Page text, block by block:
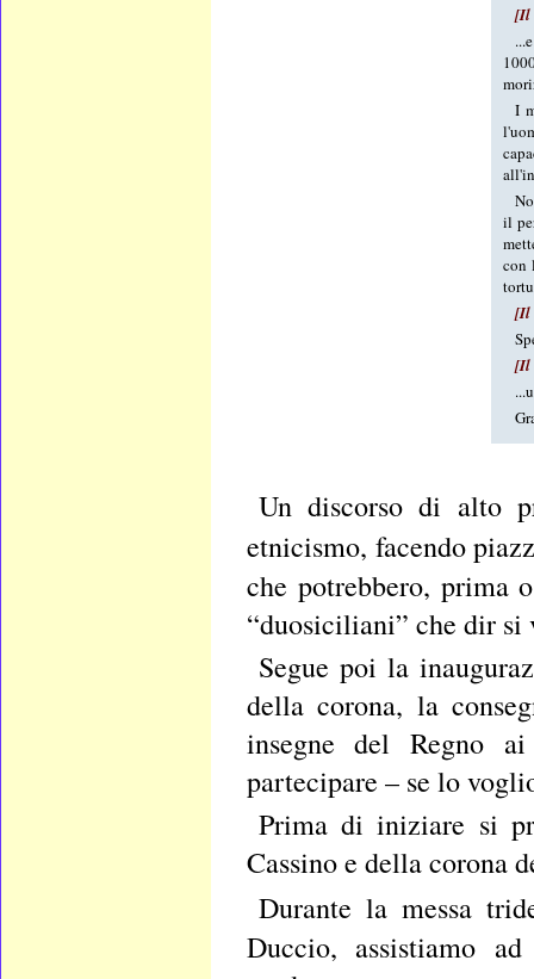
[Il
I
il
con
[Il
[Il
Un discorso di alto
etnicismo, facendo
che potrebbero, prima
“duosiciliani” che dir si
Segue poi la
della corona, la
insegne del Regno
partecipare – se lo
Prima di iniziare si
Cassino e della corona
Durante la messa
Duccio, assistiamo